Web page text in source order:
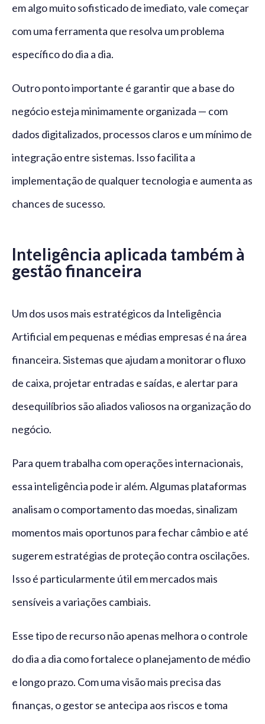
em algo muito sofisticado de imediato, vale começar
com uma ferramenta que resolva um problema
específico do dia a dia.
Outro ponto importante é garantir que a base do
negócio esteja minimamente organizada — com
dados digitalizados, processos claros e um mínimo de
integração entre sistemas. Isso facilita a
implementação de qualquer tecnologia e aumenta as
chances de sucesso.
Inteligência aplicada também à
gestão financeira
Um dos usos mais estratégicos da Inteligência
Artificial em pequenas e médias empresas é na área
financeira. Sistemas que ajudam a monitorar o fluxo
de caixa, projetar entradas e saídas, e alertar para
desequilíbrios são aliados valiosos na organização do
negócio.
Para quem trabalha com operações internacionais,
essa inteligência pode ir além. Algumas plataformas
analisam o comportamento das moedas, sinalizam
momentos mais oportunos para fechar câmbio e até
sugerem estratégias de proteção contra oscilações.
Isso é particularmente útil em mercados mais
sensíveis a variações cambiais.
Esse tipo de recurso não apenas melhora o controle
do dia a dia como fortalece o planejamento de médio
e longo prazo. Com uma visão mais precisa das
finanças, o gestor se antecipa aos riscos e toma